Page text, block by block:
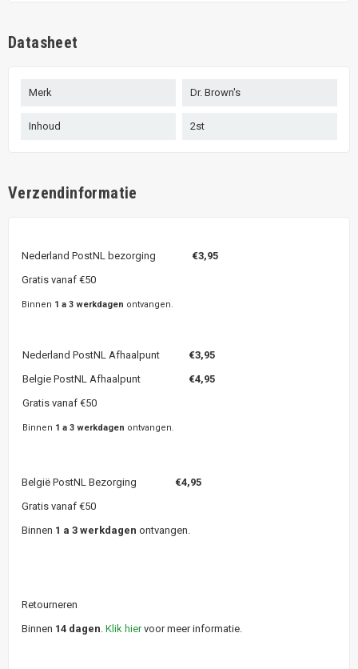
Datasheet
Merk Dr. Brown's
Inhoud 2st
Verzendinformatie
Nederland PostNL bezorging €3,95
Gratis vanaf €50
Binnen 1 a 3 werkdagen ontvangen.
Nederland PostNL Afhaalpunt €3,95
Belgie PostNL Afhaalpunt
€4,95
Gratis vanaf €50
Binnen 1 a 3 werkdagen ontvangen.
België PostNL Bezorging €4,95
Gratis vanaf €50
Binnen 1 a 3 werkdagen ontvangen.
Retourneren
Binnen 14 dagen Klik hiervoor meer informatie.